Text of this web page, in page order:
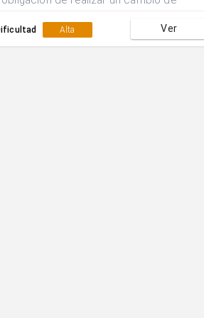
combine con uno de sus compañeros
en el exterior.
Alta Ver